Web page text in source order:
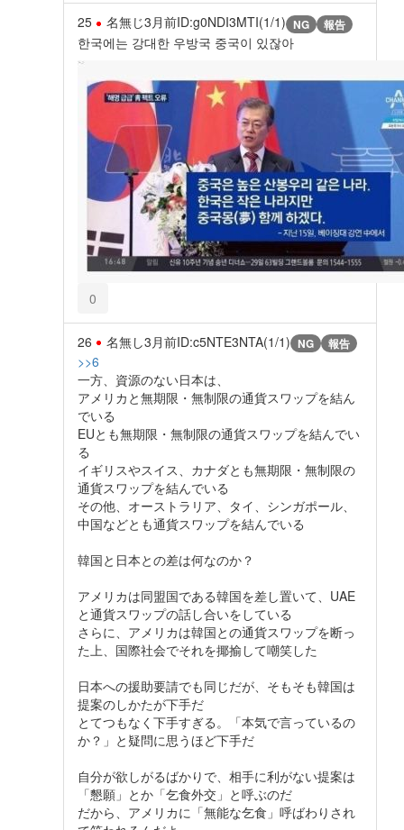
25 名無じ3月前ID:g0NDI3MTI(1/1) NG 報告
한국에는 강대한 우방국 중국이 있잖아
0
26 名無し3月前ID:c5NTE3NTA(1/1) NG 報告
>>6
一方、資源のない日本は、
アメリカと無期限・無制限の通貨スワップを結ん
でいる
EUとも無期限・無制限の通貨スワップを結んでい
る
イギリスやスイス、カナダとも無期限・無制限の
通貨スワップを結んでいる
その他、オーストラリア、タイ、シンガポール、
中国などとも通貨スワップを結んでいる
韓国と日本との差は何なのか？
アメリカは同盟国である韓国を差し置いて、UAE
と通貨スワップの話し合いをしている
さらに、アメリカは韓国との通貨スワップを断っ
た上、国際社会でそれを揶揄して嘲笑した
日本への援助要請でも同じだが、そもそも韓国は
提案のしかたが下手だ
とてつもなく下手すぎる。「本気で言っているの
か？」と疑問に思うほど下手だ
自分が欲しがるばかりで、相手に利がない提案は
「懇願」とか「乞食外交」と呼ぶのだ
だから、アメリカに「無能な乞食」呼ばわりされ